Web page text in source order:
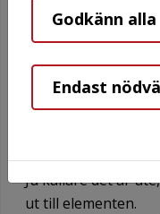
Värme och
I likhet med andra
att
Temperaturen i din
blir kallt ute.
Ju kallare det är
ut till elementen.
Godkänn alla
Endast